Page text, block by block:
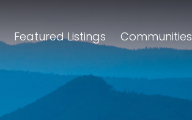
Featured Listings Communities